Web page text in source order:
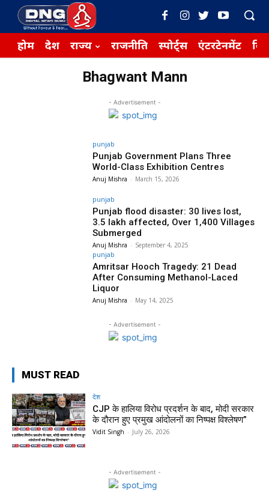
होम देश राज्य राजनीति स्पोर्ट्स एंटरटेनमेंट
Bhagwant Mann
- Advertisement -
punjab
Punjab Government Plans Three
World-Class Exhibition Centres
Anuj Mishra - March 15, 2026
punjab
Punjab flood disaster: 30 lives lost,
3.5 lakh affected, Over 1,400 Villages
Submerged
Anuj Mishra - September 4, 2025
punjab
Amritsar Hooch Tragedy: 21 Dead
After Consuming Methanol-Laced
Liquor
Anuj Mishra - May 14, 2025
- Advertisement -
MUST READ
देश
CJP के हालिया विरोध प्रदर्शन के बाद, मोदी सरकार
के दौरान हुए प्रमुख आंदोलनों का निष्पक्ष विश्लेषण”
Vidit Singh - July 26, 2026
- Advertisement -